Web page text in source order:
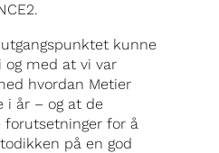
kunne
og med at vi var
hvordan Metier
i år – og at de
forutsetninger for å
på en god